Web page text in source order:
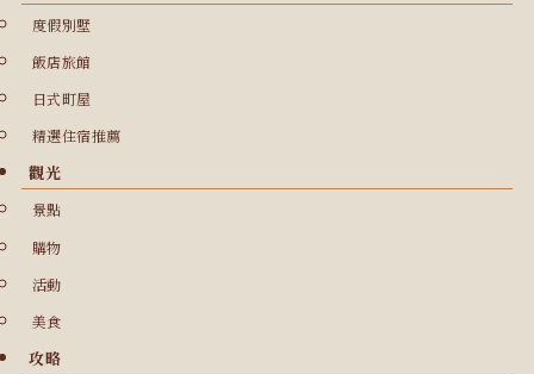
度假別墅
飯店旅館
日式町屋
精選住宿推薦
觀光
景點
購物
活動
美食
攻略